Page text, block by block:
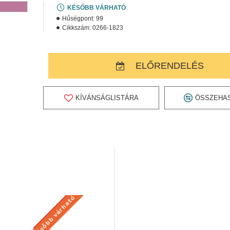
KÉSŐBB VÁRHATÓ
Hűségpont: 99
Cikkszám: 0266-1823
ELŐRENDELÉS
KÍVÁNSÁGLISTÁRA